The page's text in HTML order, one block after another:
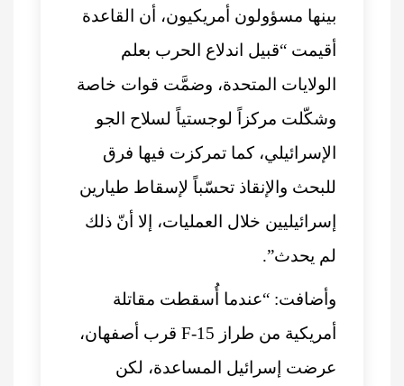
بينها مسؤولون أمريكيون، أن القاعدة
أقيمت “قبيل اندلاع الحرب بعلم
الولايات المتحدة، وضمَّت قوات خاصة
وشكّلت مركزاً لوجستياً لسلاح الجو
الإسرائيلي، كما تمركزت فيها فرق
للبحث والإنقاذ تحسّباً لإسقاط طيارين
إسرائيليين خلال العمليات، إلا أنّ ذلك
لم يحدث”.
وأضافت: “عندما أُسقطت مقاتلة
أمريكية من طراز F-15 قرب أصفهان،
عرضت إسرائيل المساعدة، لكن